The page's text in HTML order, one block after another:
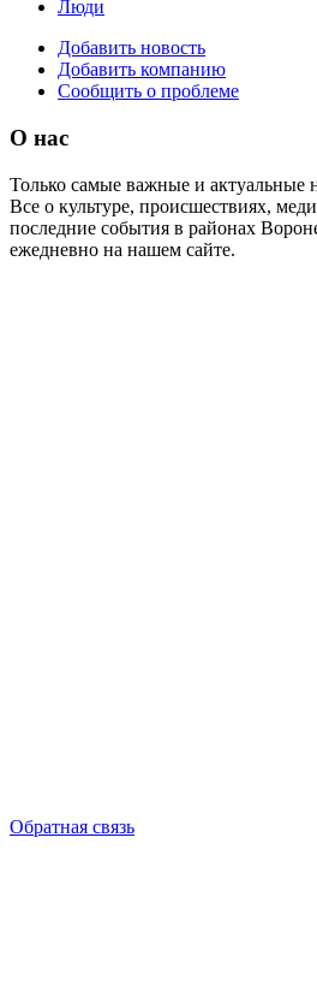
Люди
Добавить новость
Добавить компанию
Сообщить о проблеме
О нас
Только самые важные и актуальные
Все о культуре, происшествиях,
последние события в районах
ежедневно на нашем сайте.
Обратная связь